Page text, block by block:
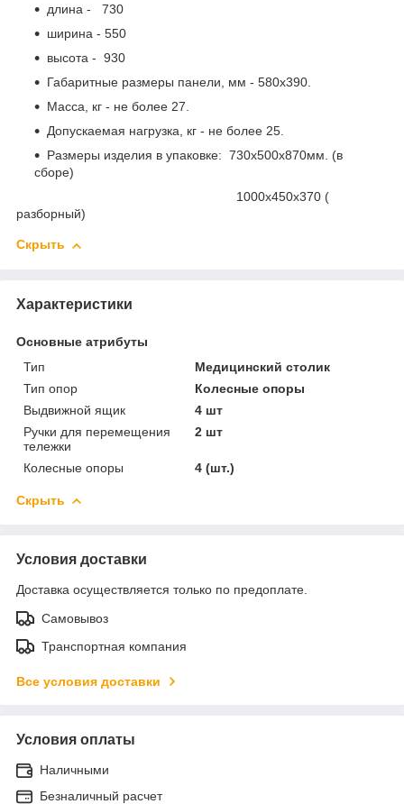
длина - 730
ширина - 550
высота - 930
Габаритные размеры панели, мм - 580х390.
Масса, кг - не более 27.
Допускаемая нагрузка, кг - не более 25.
Размеры изделия в упаковке: 730х500х870мм. (в
сборе)
1000х450х370 (
разборный)
Скрыть
Характеристики
Основные атрибуты
Тип
Медицинский столик
Тип опор
Колесные опоры
Выдвижной ящик
4 шт
Ручки для перемещения
тележки
2 шт
Колесные опоры 4 (шт.)
Скрыть
Условия доставки
Доставка осуществляется только по предоплате.
Самовывоз
Транспортная компания
Все условия доставки
Условия оплаты
Наличными
Безналичный расчет